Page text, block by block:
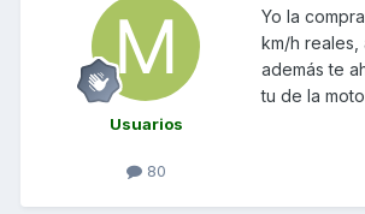
Usuarios
80
Yo la
km/h reales,
además te
tu de la